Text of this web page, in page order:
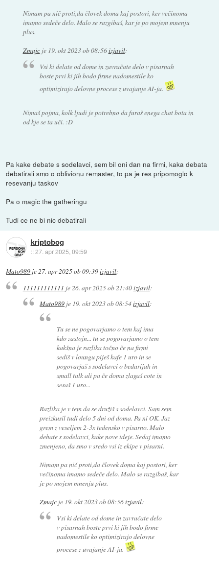
Nimam pa nič proti,da človek doma kaj postori, ker večinoma
imamo sedeče delo. Malo se razgibaš, kar je po mojem mnenju
plus.
Zmajcje 19. okt 2023 ob 08:56izjavil:
Vsi ki delate od dome in zavračate delo v pisarnah
boste prvi ki jih bodo firme nadomestile ko
optimizirajo delovne procese z uvajanje AI-ja.
Nimaš pojma, kolk ljudi je potrebno da furaš enega chat bota in
od kje se ta uči. :D
Pa kake debate s sodelavci, sem bil oni dan na firmi, kaka debata
debatirali smo o oblivionu remaster, to pa je res pripomoglo k
resevanju taskov
Pa o magic the gatheringu
Tudi ce ne bi nic debatirali
kriptobog
::27. apr 2025, 09:59
Mato989 je27. apr 2025 ob 09:39izjavil:
111111111111 je 26. apr 2025 ob 21:40izjavil:
Mato989 je 19. okt 2023 ob 08:54izjavil:
Tu se ne pogovarjamo o tem kaj ima
kdo zastojn... tu se pogovarjamo o tem
kakšna je razlika točno če na firmi
sediš v loungu piješ kafe 1 uro in se
pogovarjaš s sodelavci o bedarijah in
small talk ali pa če doma zlagaš cote in
sesaš 1 uro...
Razlika je v tem da se družiš s sodelavci. Sam sem
preizkusil tudi delo 5 dni od doma. Pa ni OK. Jaz
grem z veseljem 2-3x tedensko v pisarno. Malo
debate s sodelavci, kake nove ideje. Sedaj imamo
zmenjeno, da smo v sredo vsi iz ekipe v pisarni.
Nimam pa nič proti,da človek doma kaj postori, ker
večinoma imamo sedeče delo. Malo se razgibaš, kar
je po mojem mnenju plus.
Zmajc je 19. okt 2023 ob 08:56izjavil:
Vsi ki delate od dome in zavračate delo
v pisarnah boste prvi ki jih bodo firme
nadomestile ko optimizirajo delovne
procese z uvajanje AI-ja.